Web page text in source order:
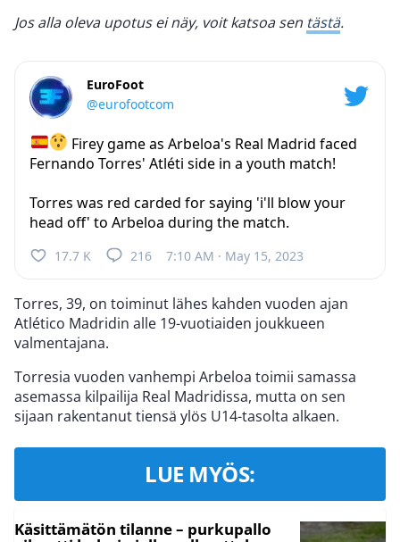
Jos alla oleva upotus ei näy, voit katsoa sen tästä.
EuroFoot
@eurofootcom
Firey game as Arbeloa's Real Madrid faced
Fernando Torres' Atléti side in a youth match!
Torres was red carded for saying 'i'll blow your
head off' to Arbeloa during the match.
17.7 K 216 7:10 AM · May 15, 2023
Torres, 39, on toiminut lähes kahden vuoden ajan
Atlético Madridin alle 19-vuotiaiden joukkueen
valmentajana.
Torresia vuoden vanhempi Arbeloa toimii samassa
asemassa kilpailija Real Madridissa, mutta on sen
sijaan rakentanut tiensä ylös U14-tasolta alkaen.
LUE MYÖS:
Käsittämätön tilanne – purkupallo